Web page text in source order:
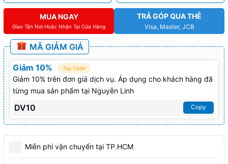
MUA NGAY
Giao Tận Nơi Hoặc Nhận Tại Cửa Hàng
TRẢ GÓP QUA THẺ
Visa, Master, JCB
MÃ GIẢM GIÁ
Giảm 10% Top Code
Giảm 10% trên đơn giá dịch vụ. Áp dụng cho khách hàng đã
từng mua sản phẩm tại Nguyễn Linh
DV10 Copy
Miễn phí vận chuyển tại TP.HCM